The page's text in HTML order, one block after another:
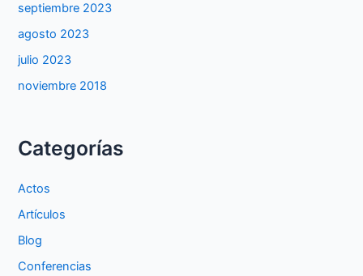
septiembre 2023
agosto 2023
julio 2023
noviembre 2018
Categorías
Actos
Artículos
Blog
Conferencias